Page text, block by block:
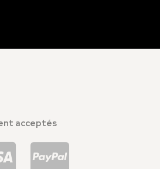
acceptés